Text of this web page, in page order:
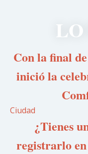
Con la final
inició la
Ciudad
¿Tienes
registrarlo en